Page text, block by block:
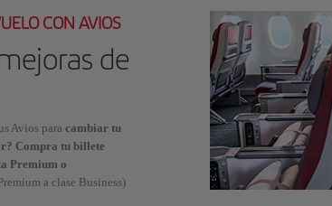
CON AVIOS
de
Avios para cambiar tu
Compra tu billete
Premium o
a clase Business)